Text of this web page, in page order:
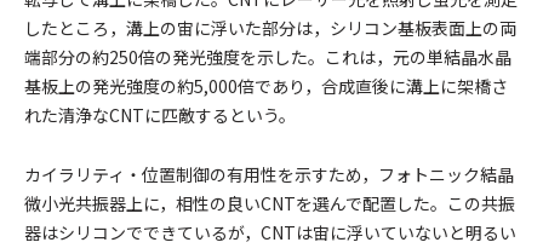
したところ，溝上の宙に浮いた部分は，シリコン基板表面上の両
端部分の約250倍の発光強度を示した。これは，元の単結晶水晶
基板上の発光強度の約5,000倍であり，合成直後に溝上に架橋さ
れた清浄なCNTに匹敵するという。
カイラリティ・位置制御の有用性を示すため，フォトニック結晶
微小光共振器上に，相性の良いCNTを選んで配置した。この共振
器はシリコンでできているが，CNTは宙に浮いていないと明るい